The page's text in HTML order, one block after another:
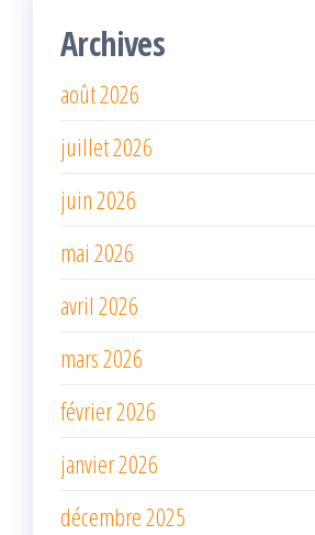
Archives
août 2026
juillet 2026
juin 2026
mai 2026
avril 2026
mars 2026
février 2026
janvier 2026
décembre 2025